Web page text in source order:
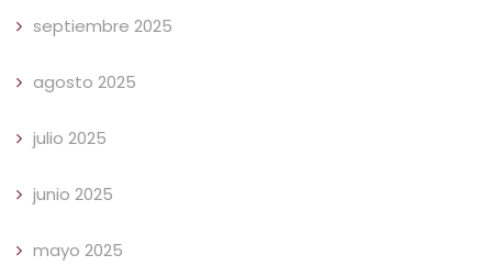
septiembre 2025
agosto 2025
julio 2025
junio 2025
mayo 2025